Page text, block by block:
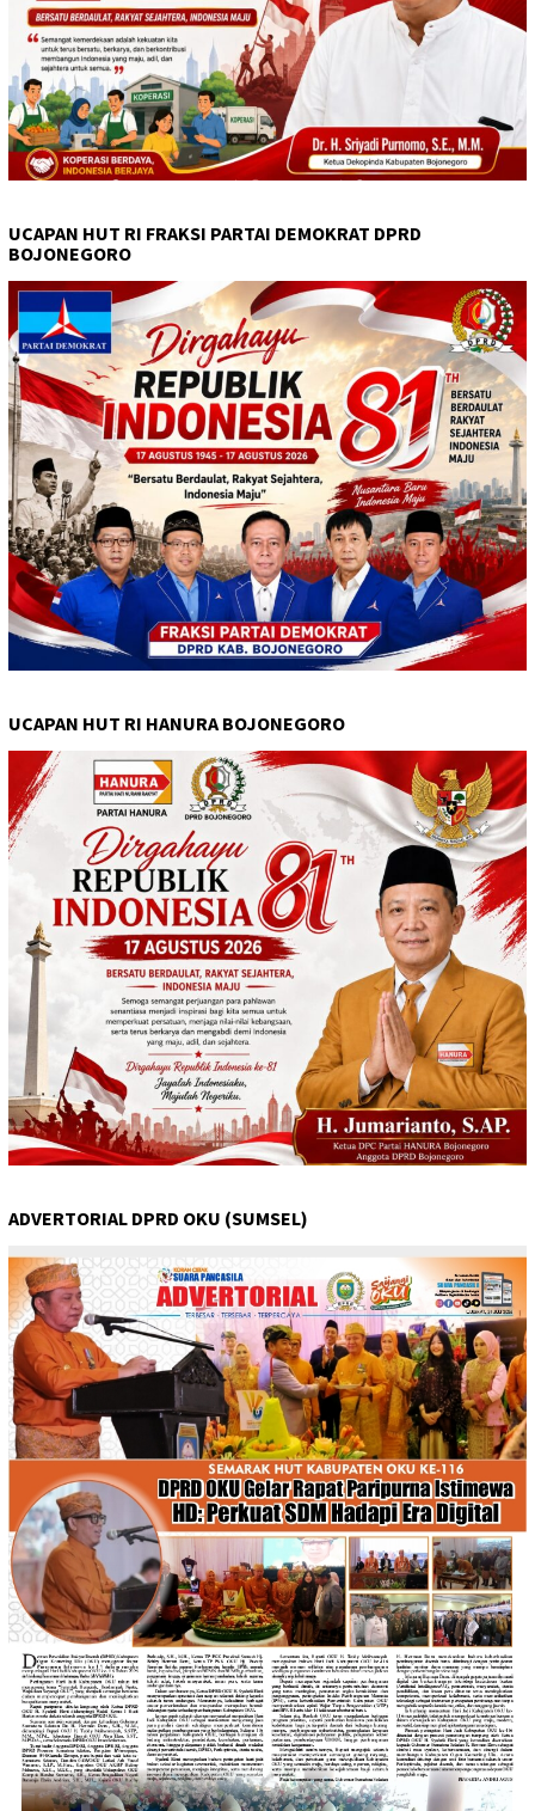
UCAPAN HUT RI FRAKSI PARTAI DEMOKRAT DPRD
BOJONEGORO
UCAPAN HUT RI HANURA BOJONEGORO
ADVERTORIAL DPRD OKU (SUMSEL)